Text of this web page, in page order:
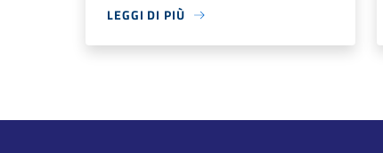
LEGGI DI PIÙ